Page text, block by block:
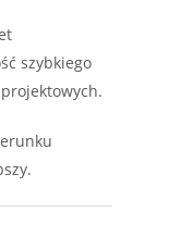
szybkiego